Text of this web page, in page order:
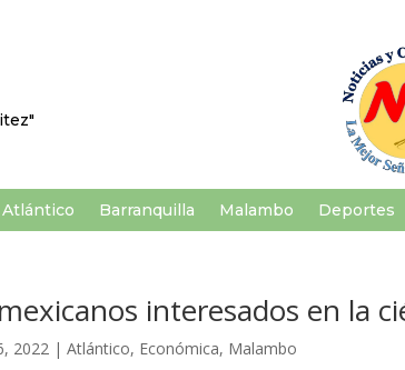
Atlántico Barranquilla Malambo Deportes
interesados en la
2022 |Atlántico, Económica, Malambo